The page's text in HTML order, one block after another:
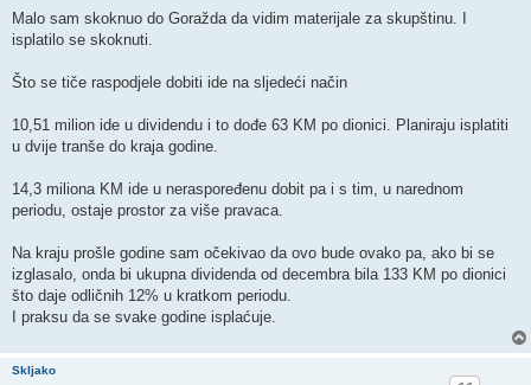
s
Malo sam skoknuo do Goražda da vidim materijale za skupštinu. I
isplatilo se skoknuti.
Što se tiče raspodjele dobiti ide na sljedeći način
10,51 milion ide u dividendu i to dođe 63 KM po dionici. Planiraju isplatiti
u dvije tranše do kraja godine.
14,3 miliona KM ide u neraspoređenu dobit pa i s tim, u narednom
periodu, ostaje prostor za više pravaca.
Na kraju prošle godine sam očekivao da ovo bude ovako pa, ako bi se
izglasalo, onda bi ukupna dividenda od decembra bila 133 KM po dionici
što daje odličnih 12% u kratkom periodu.
I praksu da se svake godine isplaćuje.
Skljako